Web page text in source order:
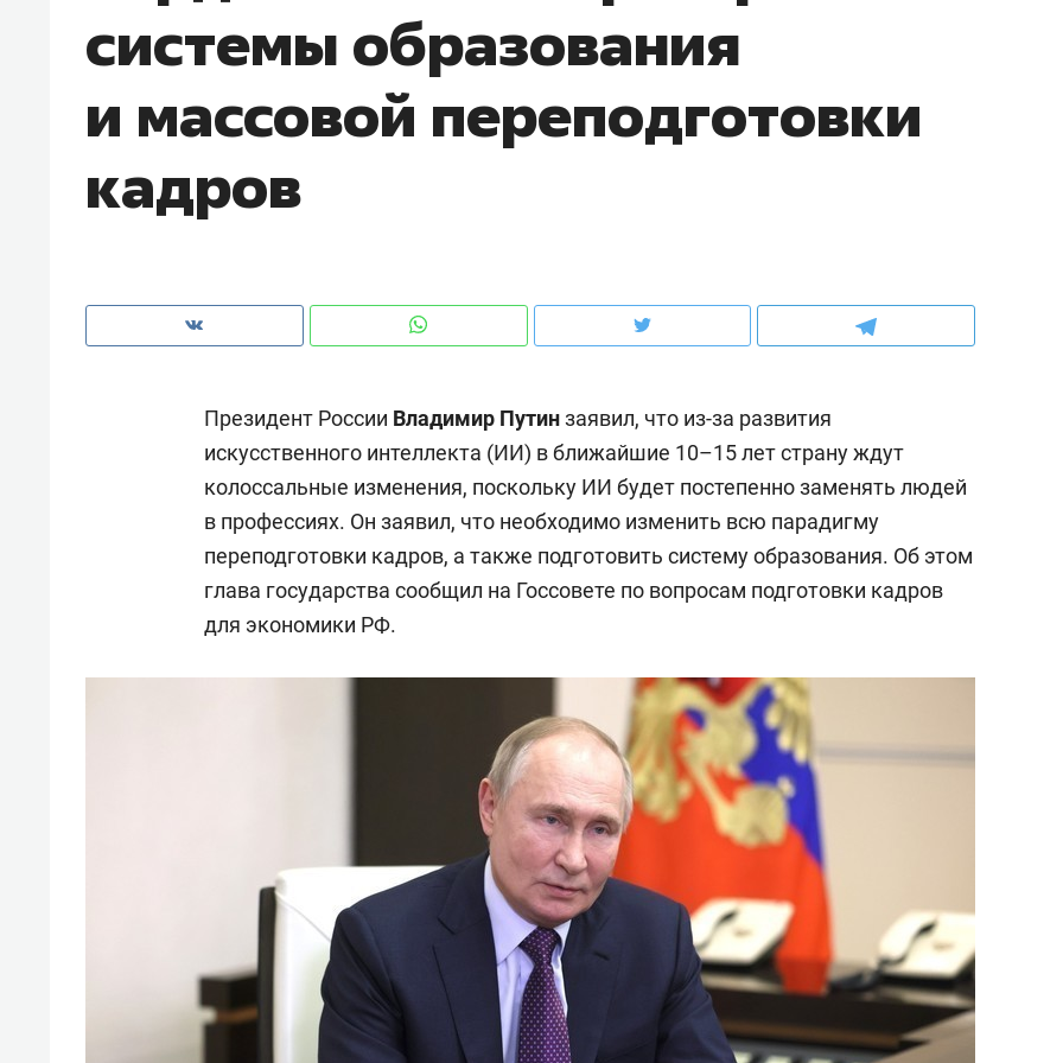
системы образования
и массовой переподготовки
кадров
Президент России Владимир Путинзаявил, что из-за развития
искусственного интеллекта (ИИ) в ближайшие 10–15 лет страну ждут
колоссальные изменения, поскольку ИИ будет постепенно заменять людей
в профессиях. Он заявил, что необходимо изменить всю парадигму
переподготовки кадров, а также подготовить систему образования. Об этом
глава государства сообщил на Госсовете по вопросам подготовки кадров
для экономики РФ.
рынки, почему надо знать аксакалов и
чем интересен Оман?
клиентах и чудных запросах мастеров
Рекомендуем
Падел, фитнес, танцы и даже
ниндзя-зал: как ТРЦ «Франт»
стал Меккой для любителей
Рекомендуем
Психотерапевт «Фороса»:
«Директорский невроз» –
когда человек не считает
свою сверхнагрузку
стрессом»
Рекомендуем
Дизайнер-прораб
Наседкина: «Ремонт
с мебелью за 2
для меня это